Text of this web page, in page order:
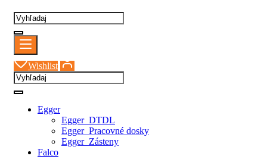
Wishlist
Egger
Egger_DTDL
Egger_Pracovné dosky
Egger_Zásteny
Falco